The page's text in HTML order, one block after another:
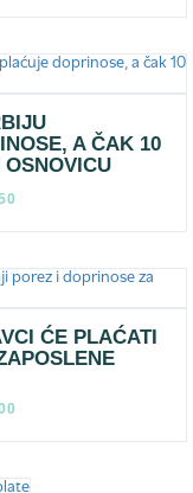
A ČAK 10
ĆE PLAĆATI